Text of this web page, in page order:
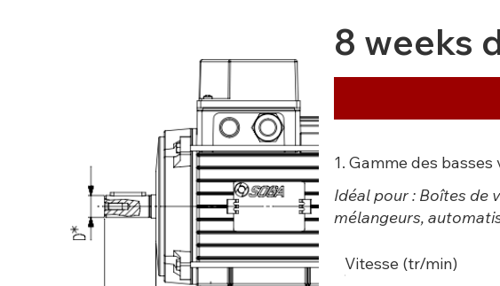
8 weeks
1. Gamme des
Idéal pour : Boîtes de
mélangeurs,
Vitesse (tr/min)